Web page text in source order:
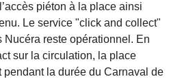
piéton à la place ainsi
Le service "click and collect"
reste opérationnel. En
sur la circulation, la place
pendant la durée du Carnaval de